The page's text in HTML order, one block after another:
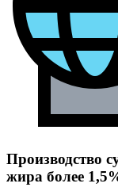
Производство
жира более